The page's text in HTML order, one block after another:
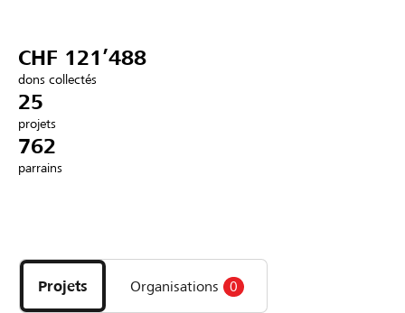
Se connecter
DE FR IT
CHF 121’488
dons collectés
25
projets
762
parrains
les
projets
et
Projets Organisations 0